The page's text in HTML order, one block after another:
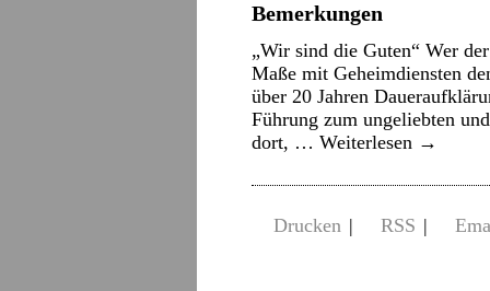
Bemerkungen
„Wir sind die Guten“ Wer
Maße mit Geheimdiensten
über 20 Jahren
Führung zum ungeliebten
dort, … Weiterlesen →
Drucken | RSS |